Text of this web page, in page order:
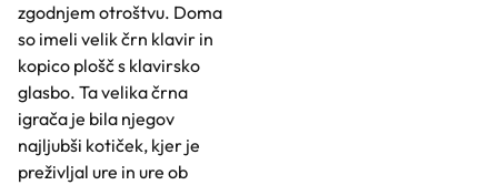
zgodnjem otroštvu. Doma
so imeli velik črn klavir in
kopico plošč s klavirsko
glasbo. Ta velika črna
igrača je bila njegov
najljubši kotiček, kjer je
preživljal ure in ure ob